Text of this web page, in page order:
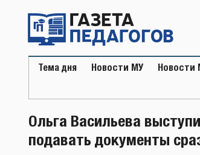
содержимому
Тема дня Новости МУ Новости
Ольга Васильева
подавать документы